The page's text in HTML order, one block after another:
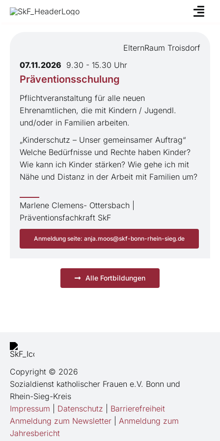
Skip
ElternRaum Troisdorf
07.11.2026 9.30 - 15.30 Uhr
Präventionsschulung
Pflichtveranstaltung für alle neuen
Ehrenamtlichen, die mit Kindern / Jugendl.
und/oder in Familien arbeiten.
„Kinderschutz – Unser gemeinsamer Auftrag“
Welche Bedürfnisse und Rechte haben Kinder?
Wie kann ich Kinder stärken? Wie gehe ich mit
Nähe und Distanz in der Arbeit mit Familien um?
Marlene Clemens- Ottersbach |
Präventionsfachkraft SkF
Anmeldung seite: anja.moos@skf-bonn-rhein-sieg.de
Alle Fortbildungen
Copyright © 2026
Sozialdienst katholischer Frauen e.V. Bonn und
Rhein-Sieg-Kreis
Impressum
Datenschutz
Barrierefreiheit
Anmeldung zum Newsletter| Anmeldung zum
Jahresbericht